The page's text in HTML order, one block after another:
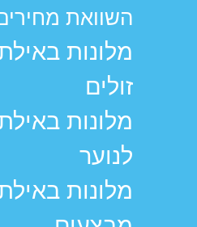
השוואת
מלונות
זולים
מלונות
לנוער
מלונות